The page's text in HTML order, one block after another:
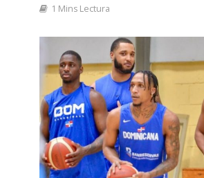
1 Mins Lectura